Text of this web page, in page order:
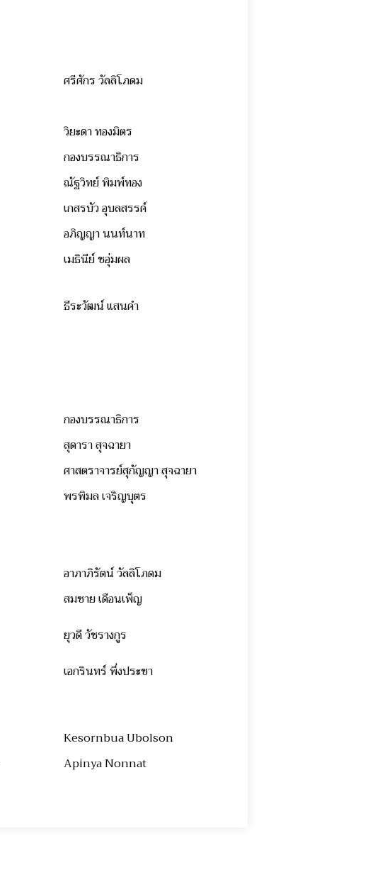
ศรีศักร วัลลิโภดม
วิยะดา ทองมิตร
กองบรรณาธิการ
ณัฐวิทย์ พิมพ์ทอง
เกสรบัว อุบลสรรค์
อภิญญา นนท์นาท
เมธินีย์ ชอุ่มผล
ธีระวัฒน์ แสนคำ
กองบรรณาธิการ
สุดารา สุจฉายา
ศาสตราจารย์สุกัญญา สุจฉายา
พรพิมล เจริญบุตร
อาภาภิรัตน์ วัลลิโภดม
สมชาย เดือนเพ็ญ
ยุวดี วัชรางกูร
เอกรินทร์ พึ่งประชา
Kesornbua Ubolson
Apinya Nonnat